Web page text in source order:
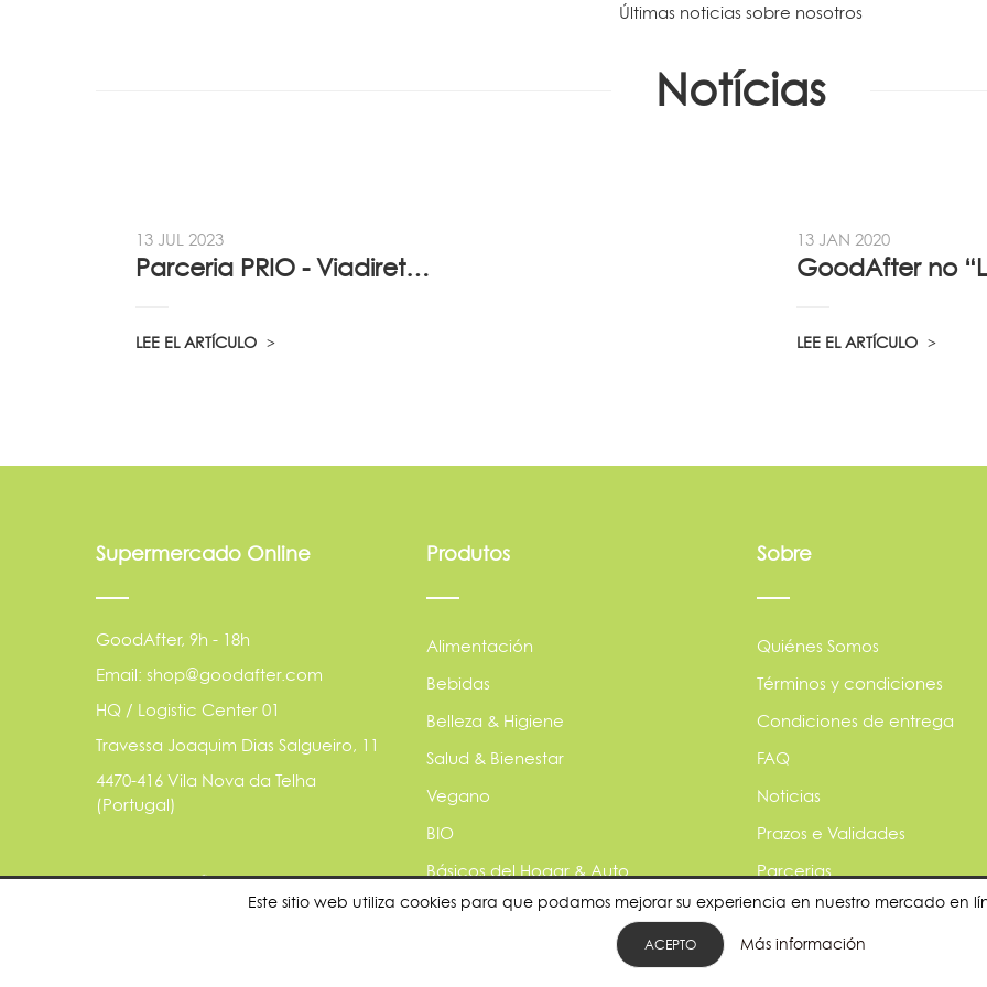
Este sitio web utiliza cookies para que podamos mejorar su experiencia en nuestro mercado en
ACEPTO Más información
Últimas noticias sobre nosotros
Notícias
13 JUL 2023
Parceria PRIO - Viadireta - Goodafter...
LEE EL ARTÍCULO
13 JAN 2020
LEE EL ARTÍCULO
Supermercado Online
GoodAfter, 9h - 18h
Email: shop@goodafter.com
HQ / Logistic Center 01
Travessa Joaquim Dias Salgueiro, 11
4470-416 Vila Nova da Telha
(Portugal)
Produtos
Alimentación
Bebidas
Belleza & Higiene
Salud & Bienestar
Vegano
BIO
Básicos del Hogar & Auto
Animales
Sobre
Quiénes Somos
Términos y condiciones
Condiciones de entrega
FAQ
Noticias
Prazos e Validades
Parcerias
Política de privacidade
¿Quieres ser nuestro